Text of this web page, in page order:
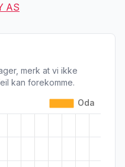
AS
merk at vi ikke
kan forekomme.